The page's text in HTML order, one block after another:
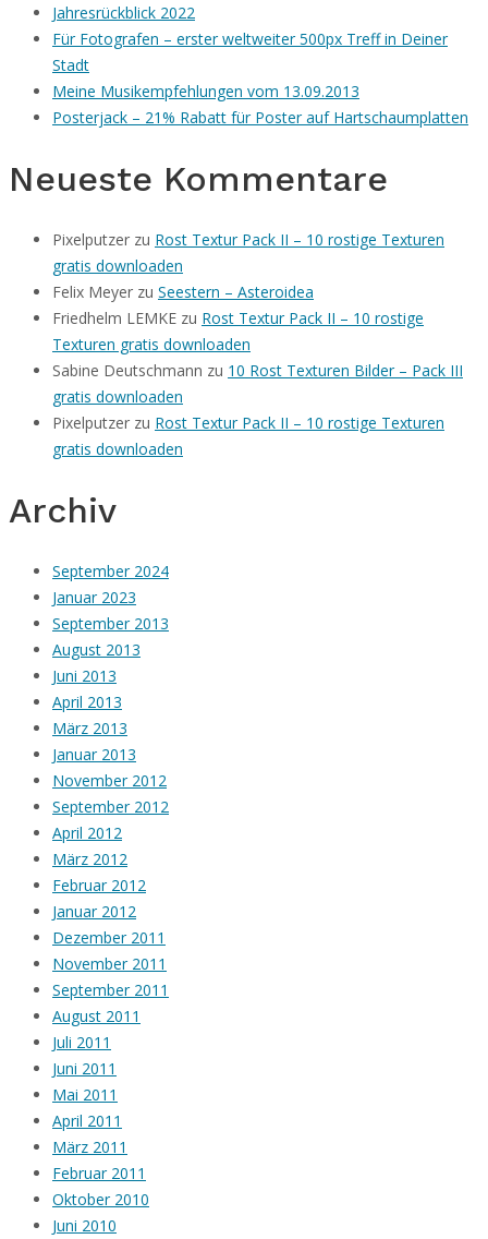
Jahresrückblick 2022
Für Fotografen – erster weltweiter 500px Treff in Deiner
Stadt
Meine Musikempfehlungen vom 13.09.2013
Posterjack – 21% Rabatt für Poster auf Hartschaumplatten
Neueste Kommentare
Pixelputzer zu Rost Textur Pack II – 10 rostige Texturen
gratis downloaden
Felix Meyer zu Seestern – Asteroidea
Friedhelm LEMKE zu Rost Textur Pack II – 10 rostige
Texturen gratis downloaden
Sabine Deutschmann zu 10 Rost Texturen Bilder – Pack III
gratis downloaden
Pixelputzer zu Rost Textur Pack II – 10 rostige Texturen
gratis downloaden
Archiv
September 2024
Januar 2023
September 2013
August 2013
Juni 2013
April 2013
März 2013
Januar 2013
November 2012
September 2012
April 2012
März 2012
Februar 2012
Januar 2012
Dezember 2011
November 2011
September 2011
August 2011
Juli 2011
Juni 2011
Mai 2011
April 2011
März 2011
Februar 2011
Oktober 2010
Juni 2010